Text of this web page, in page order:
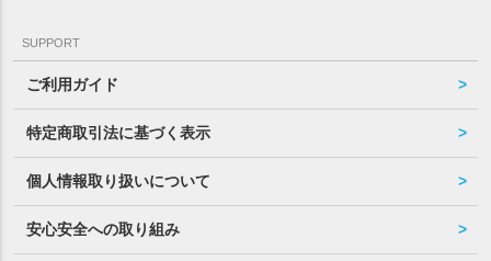
SUPPORT
ご利用ガイド
特定商取引法に基づく表示
個人情報取り扱いについて
安心安全への取り組み